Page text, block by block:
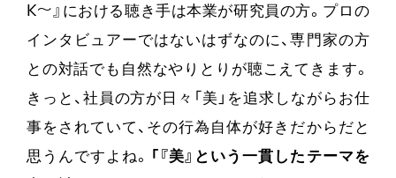
K〜』における聴き手は本業が研究員の方。プロの
インタビュアーではないはずなのに、専門家の方
との対話でも自然なやりとりが聴こえてきます。
きっと、社員の方が日々「美」を追求しながらお仕
事をされていて、その行為自体が好きだからだと
思うんですよね。
「『美』という一貫したテーマを